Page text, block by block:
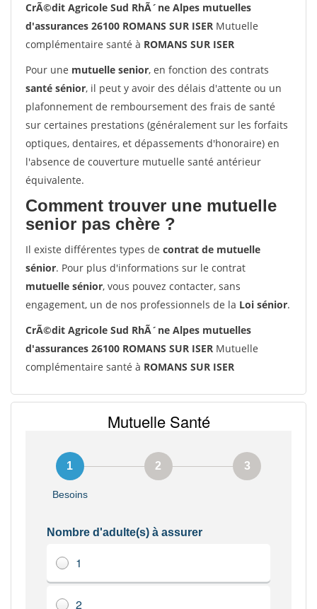
CrÃ©dit Agricole Sud RhÃ´ne Alpes mutuelles
d'assurances 26100 ROMANS SUR ISER Mutuelle
complémentaire santé à ROMANS SUR ISER
Pour une mutuelle senior, en fonction des contrats
santé sénior, il peut y avoir des délais d'attente ou un
plafonnement de remboursement des frais de santé
sur certaines prestations (généralement sur les forfaits
optiques, dentaires, et dépassements d'honoraire) en
l'absence de couverture mutuelle santé antérieur
équivalente.
Comment trouver une mutuelle
senior pas chère ?
Il existe différentes types de contrat de mutuelle
sénior. Pour plus d'informations sur le contrat
mutuelle sénior, vous pouvez contacter, sans
engagement, un de nos professionnels de la Loi sénior.
CrÃ©dit Agricole Sud RhÃ´ne Alpes mutuelles
d'assurances 26100 ROMANS SUR ISER Mutuelle
complémentaire santé à ROMANS SUR ISER